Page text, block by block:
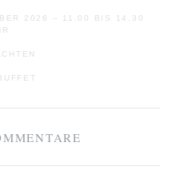
2026 – 11.00 BIS 14.30